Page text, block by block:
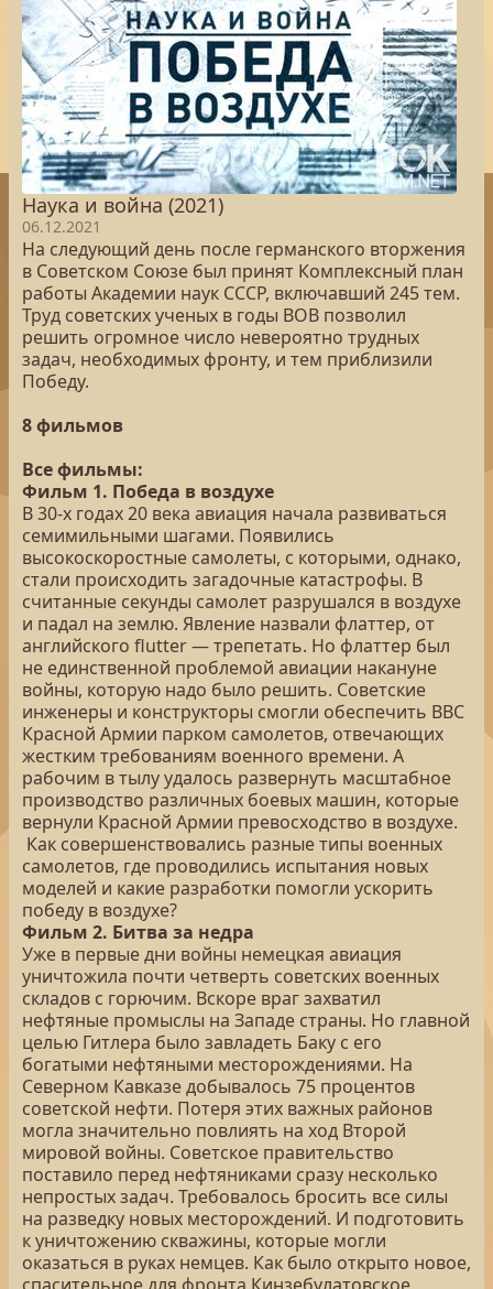
Наука и война (2021)
06.12.2021
На следующий день после германского вторжения
в Советском Союзе был принят Комплексный план
работы Академии наук СССР, включавший 245 тем.
Труд советских ученых в годы ВОВ позволил
решить огромное число невероятно трудных
задач, необходимых фронту, и тем приблизили
Победу.
8 фильмов
Все фильмы:
Фильм 1. Победа в воздухе
В 30-х годах 20 века авиация начала развиваться
семимильными шагами. Появились
высокоскоростные самолеты, с которыми, однако,
стали происходить загадочные катастрофы. В
считанные секунды самолет разрушался в воздухе
и падал на землю. Явление назвали флаттер, от
английского flutter — трепетать. Но флаттер был
не единственной проблемой авиации накануне
войны, которую надо было решить. Советские
инженеры и конструкторы смогли обеспечить ВВС
Красной Армии парком самолетов, отвечающих
жестким требованиям военного времени. А
рабочим в тылу удалось развернуть масштабное
производство различных боевых машин, которые
вернули Красной Армии превосходство в воздухе.
Как совершенствовались разные типы военных
самолетов, где проводились испытания новых
моделей и какие разработки помогли ускорить
победу в воздухе?
Фильм 2. Битва за недра
Уже в первые дни войны немецкая авиация
уничтожила почти четверть советских военных
складов с горючим. Вскоре враг захватил
нефтяные промыслы на Западе страны. Но главной
целью Гитлера было завладеть Баку с его
богатыми нефтяными месторождениями. На
Северном Кавказе добывалось 75 процентов
советской нефти. Потеря этих важных районов
могла значительно повлиять на ход Второй
мировой войны. Советское правительство
поставило перед нефтяниками сразу несколько
непростых задач. Требовалось бросить все силы
на разведку новых месторождений. И подготовить
к уничтожению скважины, которые могли
оказаться в руках немцев. Как было открыто новое,